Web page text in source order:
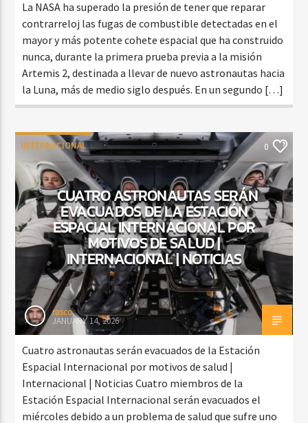
La NASA ha superado la presión de tener que reparar
contrarreloj las fugas de combustible detectadas en el
mayor y más potente cohete espacial que ha construido
nunca, durante la primera prueba previa a la misión
Artemis 2, destinada a llevar de nuevo astronautas hacia
la Luna, más de medio siglo después. En un segundo […]
INTERNACIONAL 0
CUATRO ASTRONAUTAS SERÁN
EVACUADOS DE LA ESTACIÓN
ESPACIAL INTERNACIONAL POR
MOTIVOS DE SALUD |
INTERNACIONAL | NOTICIAS
rasco
JANUARY 14, 2026
Cuatro astronautas serán evacuados de la Estación
Espacial Internacional por motivos de salud |
Internacional | Noticias Cuatro miembros de la
Estación Espacial Internacional serán evacuados el
miércoles debido a un problema de salud que sufre uno